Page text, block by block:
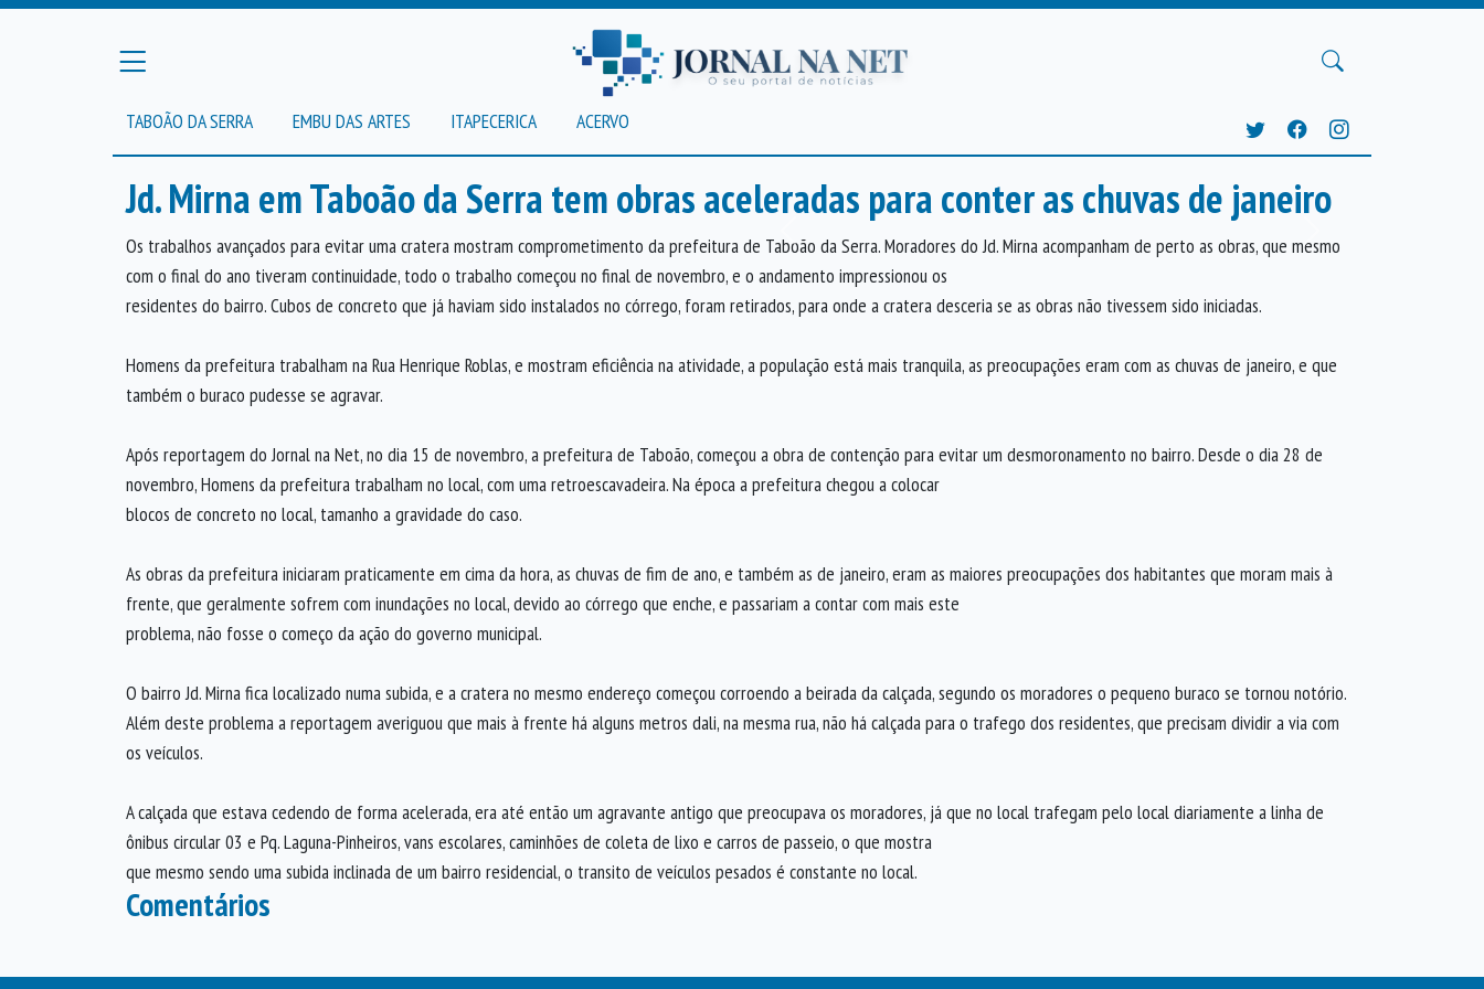
TABOÃO DA SERRA EMBU DAS ARTES ITAPECERICA ACERVO
Jd. Mirna em Taboão da Serra tem obras aceleradas para conter as chuvas de janeiro
Anterior Próxima
Os trabalhos avançados para evitar uma cratera mostram comprometimento da prefeitura de Taboão da Serra. Moradores do Jd. Mirna acompanham de perto as obras, que mesmo
com o final do ano tiveram continuidade, todo o trabalho começou no final de novembro, e o andamento impressionou os
residentes do bairro. Cubos de concreto que já haviam sido instalados no córrego, foram retirados, para onde a cratera desceria se as obras não tivessem sido iniciadas.
Homens da prefeitura trabalham na Rua Henrique Roblas, e mostram eficiência na atividade, a população está mais tranquila, as preocupações eram com as chuvas de janeiro, e que
também o buraco pudesse se agravar.
Após reportagem do Jornal na Net, no dia 15 de novembro, a prefeitura de Taboão, começou a obra de contenção para evitar um desmoronamento no bairro. Desde o dia 28 de
novembro, Homens da prefeitura trabalham no local, com uma retroescavadeira. Na época a prefeitura chegou a colocar
blocos de concreto no local, tamanho a gravidade do caso.
As obras da prefeitura iniciaram praticamente em cima da hora, as chuvas de fim de ano, e também as de janeiro, eram as maiores preocupações dos habitantes que moram mais à
frente, que geralmente sofrem com inundações no local, devido ao córrego que enche, e passariam a contar com mais este
problema, não fosse o começo da ação do governo municipal.
O bairro Jd. Mirna fica localizado numa subida, e a cratera no mesmo endereço começou corroendo a beirada da calçada, segundo os moradores o pequeno buraco se tornou notório.
Além deste problema a reportagem averiguou que mais à frente há alguns metros dali, na mesma rua, não há calçada para o trafego dos residentes, que precisam dividir a via com
os veículos.
A calçada que estava cedendo de forma acelerada, era até então um agravante antigo que preocupava os moradores, já que no local trafegam pelo local diariamente a linha de
ônibus circular 03 e Pq. Laguna-Pinheiros, vans escolares, caminhões de coleta de lixo e carros de passeio, o que mostra
que mesmo sendo uma subida inclinada de um bairro residencial, o transito de veículos pesados é constante no local.
Comentários